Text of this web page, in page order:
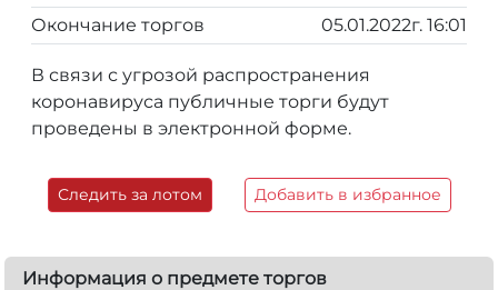
Окончание торгов
05.01.2022г. 16:01
В связи с угрозой распространения
коронавируса публичные торги будут
проведены в электронной форме.
Следить за лотом Добавить в избранное
Информация о предмете торгов